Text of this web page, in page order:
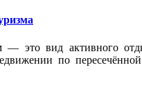
— это вид активного
по